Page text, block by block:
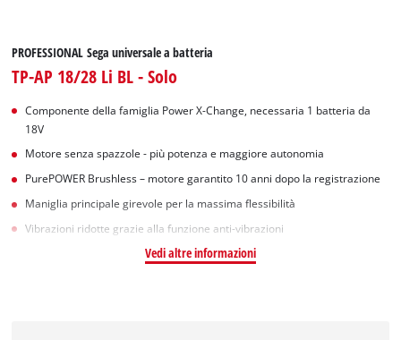
PROFESSIONAL Sega universale a batteria
TP-AP 18/28 Li BL - Solo
Componente della famiglia Power X-Change, necessaria 1 batteria da
18V
Motore senza spazzole - più potenza e maggiore autonomia
PurePOWER Brushless – motore garantito 10 anni dopo la registrazione
Maniglia principale girevole per la massima flessibilità
Vibrazioni ridotte grazie alla funzione anti-vibrazioni
Vedi altre informazioni